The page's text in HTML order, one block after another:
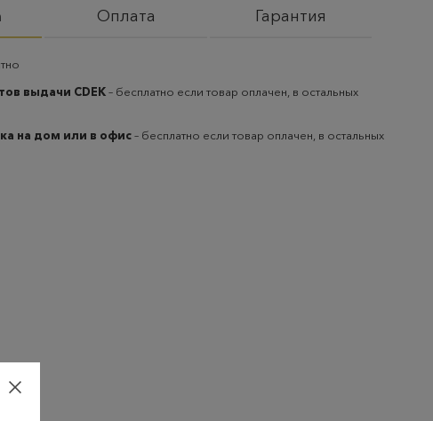
Оплата Гарантия
выдачи CDEK– бесплатно если товар оплачен, в остальных
на дом или в офис– бесплатно если товар оплачен, в остальных